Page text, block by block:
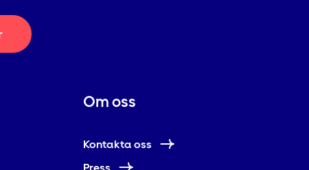
Om oss
Kontakta oss